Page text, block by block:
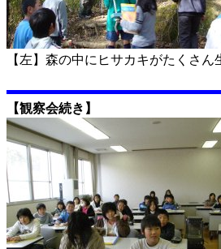
【左】森の中にヒサカキがたくさ
【観察会続き】